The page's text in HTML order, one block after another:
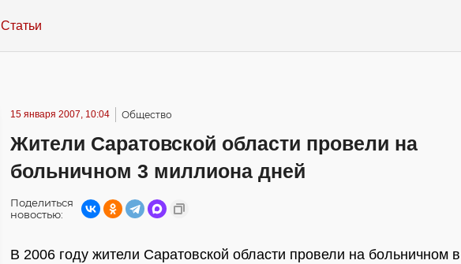
Статьи
15 января 2007, 10:04 Общество
Жители Саратовской области провели на
больничном 3 миллиона дней
Поделиться
новостью:
В 2006 году жители Саратовской области провели на больничном